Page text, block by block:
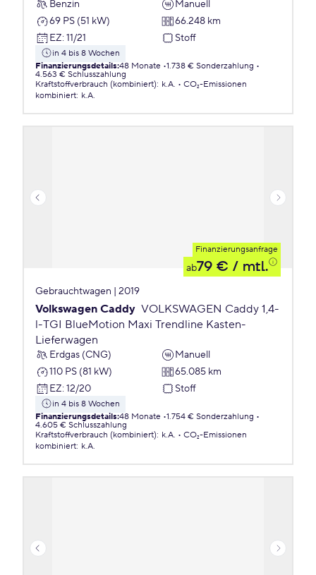
Benzin
Manuell
69 PS (51 kW)
66.248 km
EZ: 11/21 Stoff
in 4 bis 8 Wochen
Finanzierungsdetails:48 Monate 1.738 € Sonderzahlung
4.563 € Schlusszahlung
Kraftstoffverbrauch (kombiniert): k.A.
CO₂-Emissionen
kombiniert: k.A.
Finanzierungsanfrage
ab79 € / mtl.
Gebrauchtwagen | 2019
Volkswagen Caddy VOLKSWAGEN Caddy 1,4-
l-TGI BlueMotion Maxi Trendline Kasten-
Lieferwagen
Erdgas (CNG)
Manuell
110 PS (81 kW)
65.085 km
EZ: 12/20 Stoff
in 4 bis 8 Wochen
Finanzierungsdetails:48 Monate 1.754 € Sonderzahlung
4.605 € Schlusszahlung
Kraftstoffverbrauch (kombiniert): k.A.
CO₂-Emissionen
kombiniert: k.A.